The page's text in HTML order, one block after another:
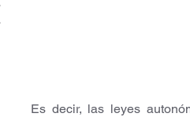
Es decir, las leyes